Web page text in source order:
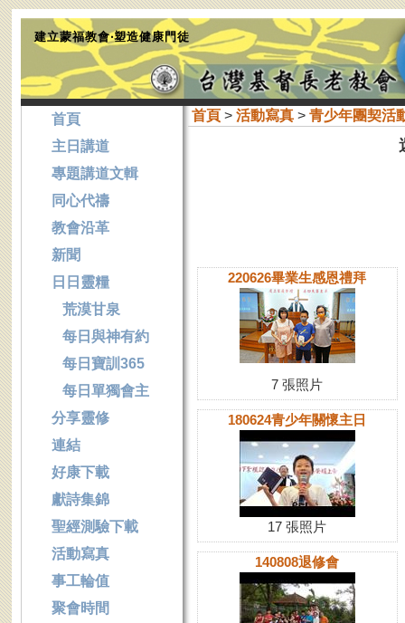
建立蒙福教會‧塑造健康門徒
首頁> 活動寫真> 青少年團契活
220626畢業生感恩禮拜
7 張照片
180624青少年關懷主日
17 張照片
140808退修會
首頁
主日講道
專題講道文輯
同心代禱
教會沿革
新聞
日日靈糧
荒漠甘泉
每日與神有約
每日寶訓365
每日單獨會主
分享靈修
連結
好康下載
獻詩集錦
聖經測驗下載
活動寫真
事工輪值
聚會時間